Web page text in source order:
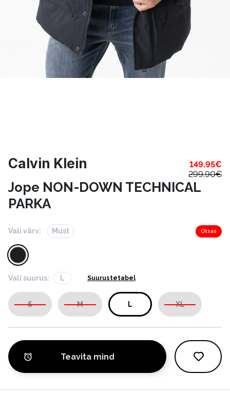
Calvin Klein 149.95€
299.90€
Jope NON-DOWN TECHNICAL
PARKA
Vali värv: Must Otsas
Vali suurus: L Suurustetabel
S M L XL
Teavita mind